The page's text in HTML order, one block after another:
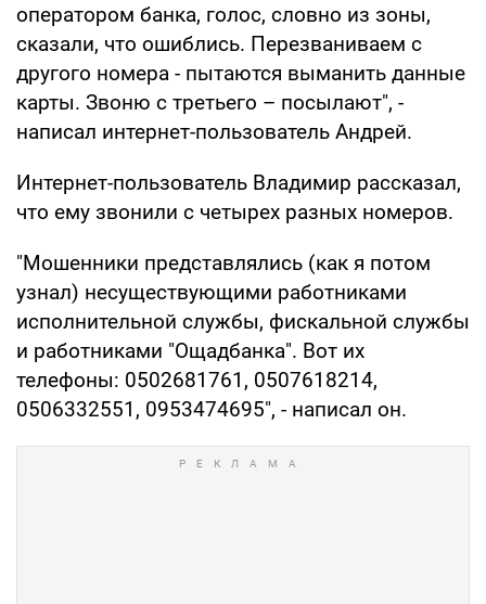
оператором банка, голос, словно из зоны,
сказали, что ошиблись. Перезваниваем с
другого номера - пытаются выманить данные
карты. Звоню с третьего – посылают", -
написал интернет-пользователь Андрей.
Интернет-пользователь Владимир рассказал,
что ему звонили с четырех разных номеров.
"Мошенники представлялись (как я потом
узнал) несуществующими работниками
исполнительной службы, фискальной службы
и работниками "Ощадбанка". Вот их
телефоны: 0502681761, 0507618214,
0506332551, 0953474695", - написал он.